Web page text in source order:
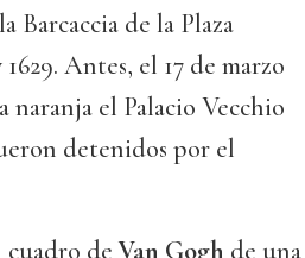
de la Plaza
Antes, el 17 de marzo
el Palacio Vecchio
detenidos por el
cuadro de Van Gogh de una